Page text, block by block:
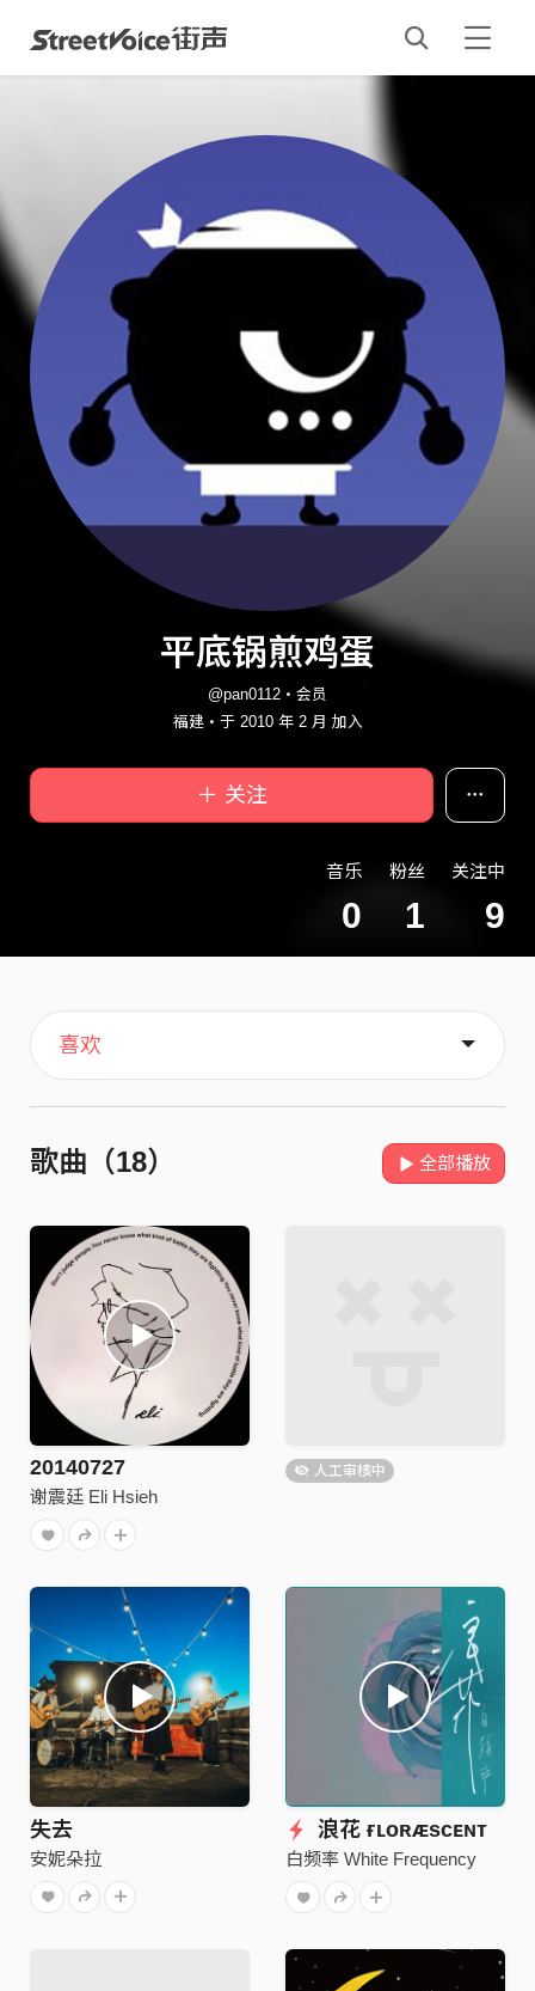
平底锅煎鸡蛋
@pan0112・会员
福建・于 2010 年 2 月 加入
＋ 关注
音乐
0
粉丝
1
关注中
9
主页
歌单
喜欢
关于
歌曲（18） 全部播放
20140727
谢震廷 Eli Hsieh
人工审核中
失去
安妮朵拉
浪花 ғʟᴏʀᴁsᴄᴇɴᴛ
白频率 White Frequency